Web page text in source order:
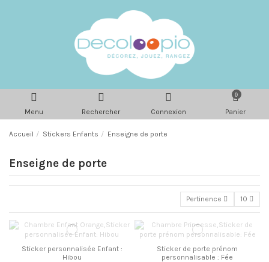
Menu Rechercher Connexion
0
Panier
Accueil Stickers Enfants Enseigne de porte
Enseigne de porte
Pertinence 10
Sticker personnalisée Enfant :
Hibou
Sticker de porte prénom
personnalisable : Fée